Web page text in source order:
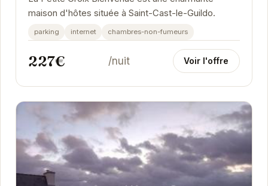
maison d'hôtes située à Saint-Cast-le-Guildo.
parking internet chambres-non-fumeurs
227€ /nuit Voir l'offre